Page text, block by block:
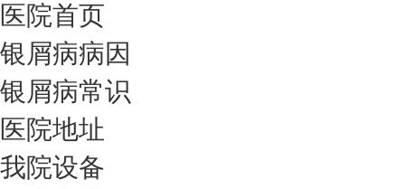
医院首页
银屑病病因
银屑病常识
医院地址
我院设备